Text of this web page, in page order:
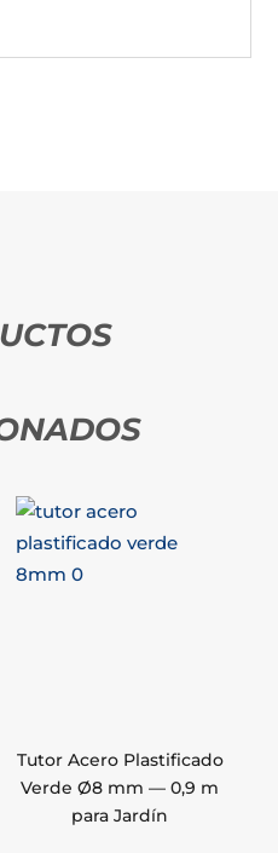
Tutor Acero Plastificado
Verde Ø8 mm — 0,9 m
para Jardín